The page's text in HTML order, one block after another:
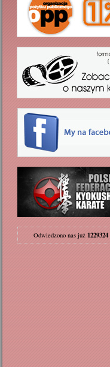
Odwiedzono nas już 1229324